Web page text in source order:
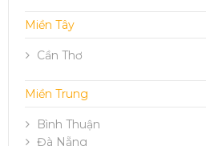
Miền Tây
Cần Thơ
Miền Trung
Bình Thuận
Đà Nẵng